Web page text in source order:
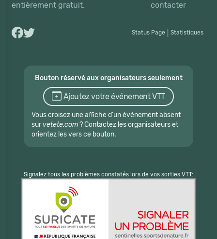
entièrement gratuit.
contacter
Status Page Statistiques
Bouton réservé aux organisateurs seulement
Ajoutez votre événement VTT
Vous croisez une affiche d'un événement absent
sur vetete.com? Contactez les organisateurs et
orientez les vers ce bouton.
Signalez tous les problèmes constatés lors de vos sorties VTT: